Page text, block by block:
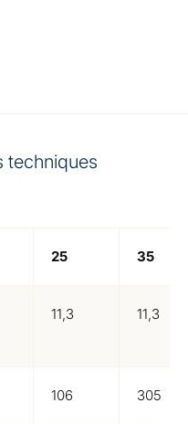
techniques
25 35
11,3 11,3
106 305